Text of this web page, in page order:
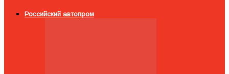
Российский автопром